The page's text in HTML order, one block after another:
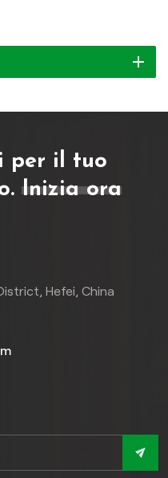
per il tuo
Inizia ora
Hefei, China